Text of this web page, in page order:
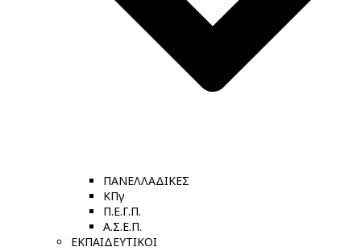
ΠΑΝΕΛΛΑΔΙΚΕΣ
ΚΠγ
Π.Ε.Γ.Π.
Α.Σ.Ε.Π.
ΕΚΠΑΙΔΕΥΤΙΚΟΙ